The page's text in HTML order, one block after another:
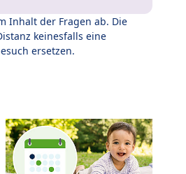
Inhalt der Fragen ab. Die
keinesfalls eine
ersetzen.